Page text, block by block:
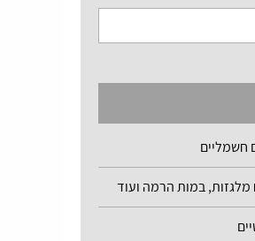
חשמליים
במות הרמה ועוד